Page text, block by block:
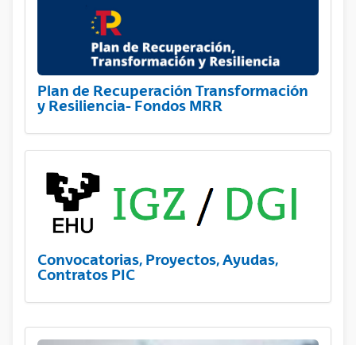
Plan de Recuperación Transformación
y Resiliencia- Fondos MRR
Convocatorias, Proyectos, Ayudas,
Contratos PIC